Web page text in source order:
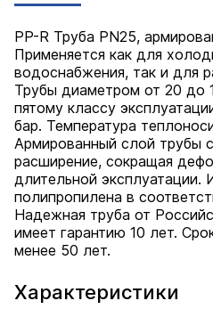
Характеристики
PP-R Труба PN25,
Применяется как для
водоснабжения, так и для
Трубы диаметром от 20 до
пятому классу
бар. Температура
Армированный слой трубы
расширение, сокращая
длительной эксплуатации.
полипропилена в
Надежная труба от
имеет гарантию 10 лет.
менее 50 лет.